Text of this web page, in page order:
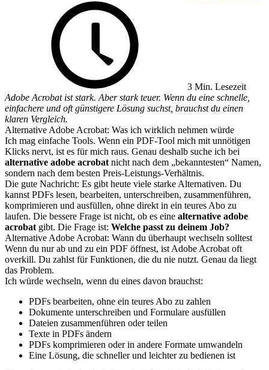
3 Min. Lesezeit
Adobe Acrobat ist stark. Aber stark teuer. Wenn du eine schnelle,
einfachere und oft günstigere Lösung suchst, brauchst du einen
klaren Vergleich.
Alternative Adobe Acrobat: Was ich wirklich nehmen würde
Ich mag einfache Tools. Wenn ein PDF-Tool mich mit unnötigen
Klicks nervt, ist es für mich raus. Genau deshalb suche ich bei
alternative adobe acrobat nicht nach dem „bekanntesten“ Namen,
sondern nach dem besten Preis-Leistungs-Verhältnis.
Die gute Nachricht: Es gibt heute viele starke Alternativen. Du
kannst PDFs lesen, bearbeiten, unterschreiben, zusammenführen,
komprimieren und ausfüllen, ohne direkt in ein teures Abo zu
laufen. Die bessere Frage ist nicht, ob es eine alternative adobe
acrobat gibt. Die Frage ist: Welche passt zu deinem Job?
Alternative Adobe Acrobat: Wann du überhaupt wechseln solltest
Wenn du nur ab und zu ein PDF öffnest, ist Adobe Acrobat oft
overkill. Du zahlst für Funktionen, die du nie nutzt. Genau da liegt
das Problem.
Ich würde wechseln, wenn du eines davon brauchst:
PDFs bearbeiten, ohne ein teures Abo zu zahlen
Dokumente unterschreiben und Formulare ausfüllen
Dateien zusammenführen oder teilen
Texte in PDFs ändern
PDFs komprimieren oder in andere Formate umwandeln
Eine Lösung, die schneller und leichter zu bedienen ist